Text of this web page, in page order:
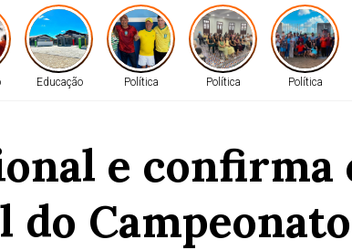
Saúde
Educação Política Política Política
e confirma
do